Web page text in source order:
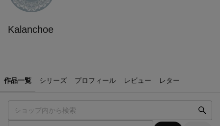
Kalanchoe
作品一覧 シリーズ プロフィール レビュー レター